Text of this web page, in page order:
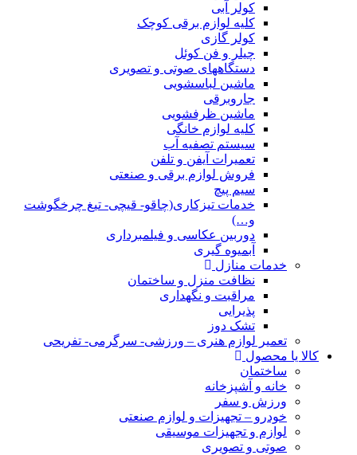
کولر آبی
کلیه لوازم برقی کوچک
کولر گازی
چیلر و فن کوئل
دستگاههای صوتی و تصویری
ماشین لباسشویی
جاروبرقی
ماشین ظرفشویی
کلیه لوازم خانگی
سیستم تصفیه آب
تعمیرات آیفن و تلفن
فروش لوازم برقی و صنعتی
سیم پیچ
خدمات تیزکاری(چاقو- قیچی- تیغ چرخگوشت
و…)
دوربین عکاسی و فیلمبرداری
آبمیوه گیری
خدمات منازل
نظافت منزل و ساختمان
مراقبت و نگهداری
پذیرایی
تشک دوز
تعمیر لوازم هنری – ورزشی- سرگرمی- تفریحی
کالا یا محصول
ساختمان
خانه و آشپزخانه
ورزش و سفر
خودرو – تجهیزات و لوازم صنعتی
لوازم و تجهیزات موسیقی
صوتی و تصویری